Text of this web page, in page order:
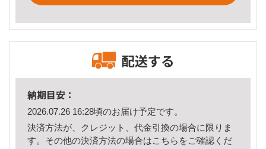
配送する
納期目安：
2026.07.26 16:28頃のお届け予定です。
決済方法が、クレジット、代金引換の場合に限りま
す。その他の決済方法の場合はこちら をご確認くだ